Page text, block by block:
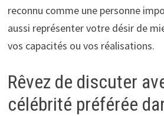
reconnu comme une personne
aussi représenter votre désir de
vos capacités ou vos réalisations.
Rêvez de discuter
célébrité préférée